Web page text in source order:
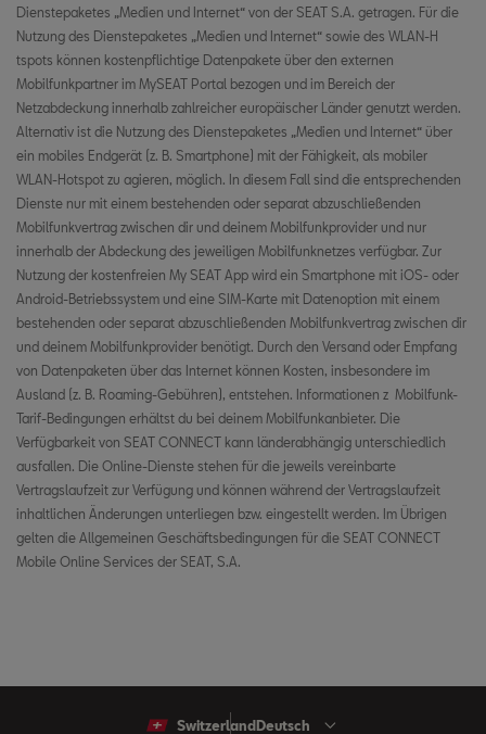
Lokale Meldungen über Gefahren
Park & Pay
Fahrzeugstatus
Fahrzeuggesundheitsbericht
Parkposition
Horn- und Blinker
Fernverriegelungs- und Entriegelungsfunktion
Diebstahlwarnungen
Fernbelüftung
Ferngesteuerte Standheizung
Online-Kartenaktualisierungen
Online-Zielimport
Ferngesteuerte Klimatisierung
Abfahrtszeiten
Fahrdaten
Fahrzeugstatus
Fahrzeuggesundheitsbericht
Parkposition
Horn- und Blinker
Fernverriegelungs- und Entriegelungsfunktion
Diebstahlwarnungen
Fernbelüftung
Ferngesteuerte Standheizung
Dienstepaketes „Medien und Internet“ von der SEAT S.A. getragen. Für die
Nutzung des Dienstepaketes „Medien und Internet“ sowie des WLAN-H
tspots können kostenpflichtige Datenpakete über den externen
Mobilfunkpartner im MySEAT Portal bezogen und im Bereich der
Netzabdeckung innerhalb zahlreicher europäischer Länder genutzt werden.
Alternativ ist die Nutzung des Dienstepaketes „Medien und Internet“ über
ein mobiles Endgerät (z. B. Smartphone) mit der Fähigkeit, als mobiler
WLAN-Hotspot zu agieren, möglich. In diesem Fall sind die entsprechenden
Dienste nur mit einem bestehenden oder separat abzuschließenden
Mobilfunkvertrag zwischen dir und deinem Mobilfunkprovider und nur
innerhalb der Abdeckung des jeweiligen Mobilfunknetzes verfügbar. Zur
Nutzung der kostenfreien My SEAT App wird ein Smartphone mit iOS- oder
Android-Betriebssystem und eine SIM-Karte mit Datenoption mit einem
bestehenden oder separat abzuschließenden Mobilfunkvertrag zwischen dir
und deinem Mobilfunkprovider benötigt. Durch den Versand oder Empfang
von Datenpaketen über das Internet können Kosten, insbesondere im
Ausland (z. B. Roaming-Gebühren), entstehen. Informationen z Mobilfunk-
Tarif-Bedingungen erhältst du bei deinem Mobilfunkanbieter. Die
Verfügbarkeit von SEAT CONNECT kann länderabhängig unterschiedlich
ausfallen. Die Online-Dienste stehen für die jeweils vereinbarte
Vertragslaufzeit zur Verfügung und können während der Vertragslaufzeit
inhaltlichen Änderungen unterliegen bzw. eingestellt werden. Im Übrigen
gelten die Allgemeinen Geschäftsbedingungen für die SEAT CONNECT
Mobile Online Services der SEAT, S.A.
Switzerland Deutsch